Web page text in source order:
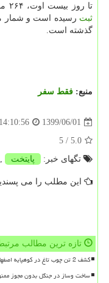
تا روز بیست اوت، ۲۶۴ مورد مرگ بر اثر ویروس کرونا در نروژ به
ثبت
گذشته است.
منبع: فقط سفر
1399/06/01
14:10:56
5.0
/ 5
تگهای خبر:
پایتخت ,
این مطلب را می
تازه ترین مطالب
کشف 2 تن چوب تاغ در کوهپایه اصفهان طی 24 ساعت اخیر 8 نفر دستگیر شدند
ساخت وساز در جنگل بدون مجوز